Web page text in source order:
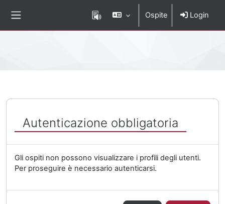
Ospite Login
Autenticazione obbligatoria
Gli ospiti non possono visualizzare i profili degli utenti.
Per proseguire è necessario autenticarsi.